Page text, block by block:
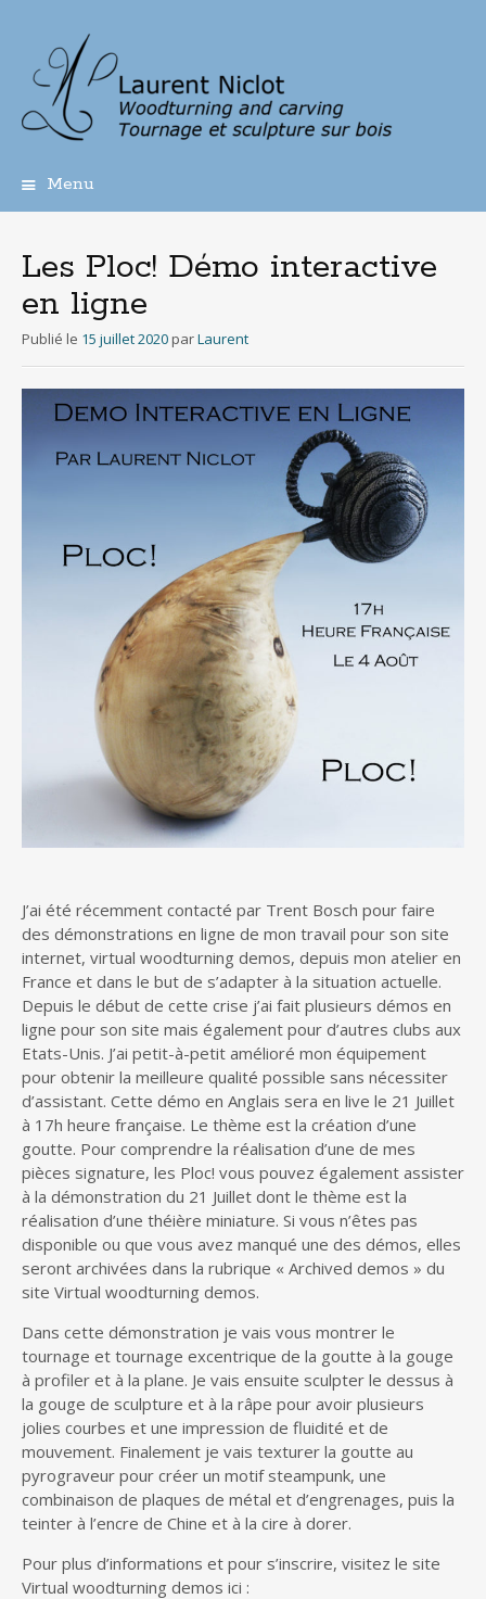
Menu
principal
Les Ploc! Démo interactive
en ligne
Publié le 15 juillet 2020 parLaurent
J’ai été récemment contacté par Trent Bosch pour faire
des démonstrations en ligne de mon travail pour son site
internet, virtual woodturning demos, depuis mon atelier en
France et dans le but de s’adapter à la situation actuelle.
Depuis le début de cette crise j’ai fait plusieurs démos en
ligne pour son site mais également pour d’autres clubs aux
Etats-Unis. J’ai petit-à-petit amélioré mon équipement
pour obtenir la meilleure qualité possible sans nécessiter
d’assistant. Cette démo en Anglais sera en live le 21 Juillet
à 17h heure française. Le thème est la création d’une
goutte. Pour comprendre la réalisation d’une de mes
pièces signature, les Ploc! vous pouvez également assister
à la démonstration du 21 Juillet dont le thème est la
réalisation d’une théière miniature. Si vous n’êtes pas
disponible ou que vous avez manqué une des démos, elles
seront archivées dans la rubrique « Archived demos » du
site Virtual woodturning demos.
Dans cette démonstration je vais vous montrer le
tournage et tournage excentrique de la goutte à la gouge
à profiler et à la plane. Je vais ensuite sculpter le dessus à
la gouge de sculpture et à la râpe pour avoir plusieurs
jolies courbes et une impression de fluidité et de
mouvement. Finalement je vais texturer la goutte au
pyrograveur pour créer un motif steampunk, une
combinaison de plaques de métal et d’engrenages, puis la
teinter à l’encre de Chine et à la cire à dorer.
Pour plus d’informations et pour s’inscrire, visitez le site
Virtual woodturning demos ici :